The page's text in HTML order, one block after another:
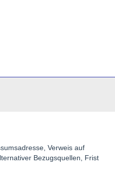
Verweis auf
Bezugsquellen, Frist